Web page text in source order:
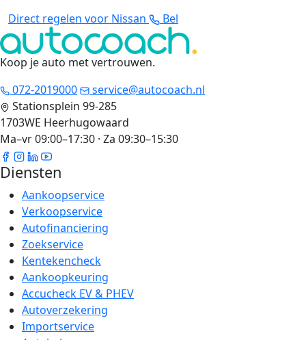
Direct regelen voor Nissan
Bel
Koop je auto met vertrouwen.
072-2019000
service@autocoach.nl
Stationsplein 99-285
1703WE Heerhugowaard
Ma–vr 09:00–17:30 · Za 09:30–15:30
Diensten
Aankoopservice
Verkoopservice
Autofinanciering
Zoekservice
Kentekencheck
Aankoopkeuring
Accucheck EV & PHEV
Autoverzekering
Importservice